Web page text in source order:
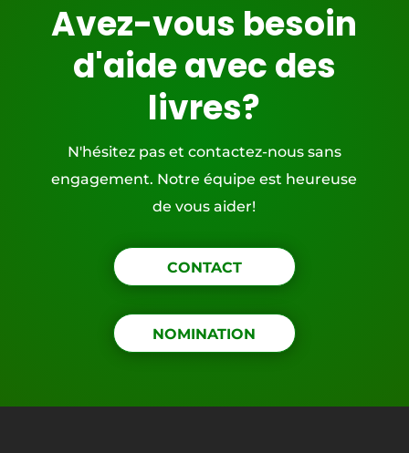
Avez-vous besoin
d'aide avec des
livres?
N'hésitez pas et contactez-nous sans
engagement. Notre équipe est heureuse
de vous aider!
CONTACT
NOMINATION